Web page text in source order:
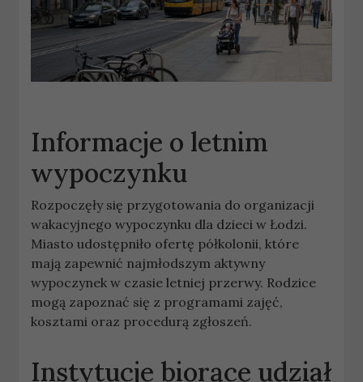
Informacje o letnim
wypoczynku
Rozpoczęły się przygotowania do organizacji
wakacyjnego wypoczynku dla dzieci w Łodzi.
Miasto udostępniło ofertę półkolonii, które
mają zapewnić najmłodszym aktywny
wypoczynek w czasie letniej przerwy. Rodzice
mogą zapoznać się z programami zajęć,
kosztami oraz procedurą zgłoszeń.
Instytucje biorące udział